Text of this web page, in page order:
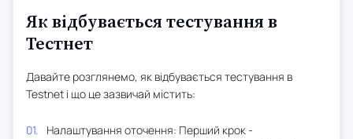
Як відбувається тестування в
Тестнет
Давайте розглянемо, як відбувається тестування в
Testnet і що це зазвичай містить:
Налаштування оточення: Перший крок -